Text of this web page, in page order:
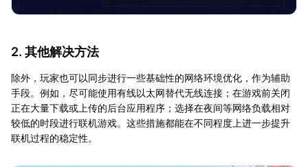
2. 其他解决方法
除外，玩家也可以同步进行一些基础性的网络环境优化，作为辅助
手段。例如，尽可能使用有线以太网替代无线连接；在游戏前关闭
正在大量下载或上传的后台应用程序；选择在夜间等网络负载相对
较低的时段进行联机游戏。这些措施都能在不同程度上进一步提升
联机过程的稳定性。